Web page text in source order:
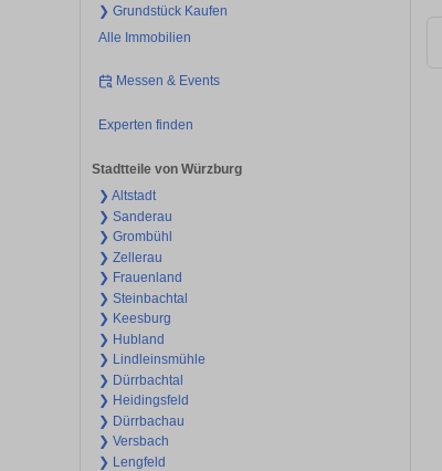
❯ Grundstück Kaufen
Alle Immobilien
Messen & Events
Experten finden
Stadtteile von Würzburg
❯ Altstadt
❯ Sanderau
❯ Grombühl
❯ Zellerau
❯ Frauenland
❯ Steinbachtal
❯ Keesburg
❯ Hubland
❯ Lindleinsmühle
❯ Dürrbachtal
❯ Heidingsfeld
❯ Dürrbachau
❯ Versbach
❯ Lengfeld